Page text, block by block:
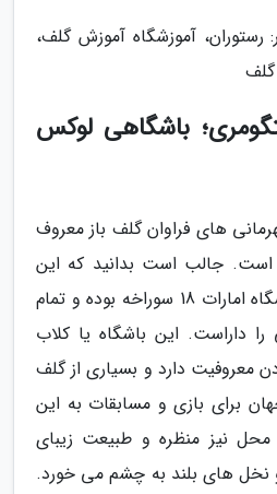
رستوران، آموزشگاه آموزش گلف،
باشگاهی لوکس
های فراوان گلف باز معروف
است. جالب است بدانید که این
باشگاه گلف نیز مانند باشگاه امارات 18 سوراخه بوده و تمام
را داراست. این باشگاه یا کلاب
دارد و بسیاری از گلف
برای بازی و مسابقات به این
نیز منظره و طبیعت زیبای
نخل های بلند به چشم می خورد.